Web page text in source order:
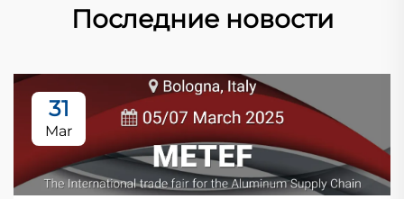
Последние новости
31
Mar